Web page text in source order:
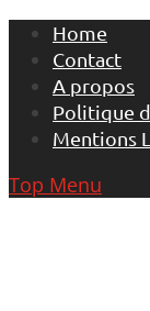
Skip
content
Home
Contact
A propos
Politique
Mentions
Top Menu